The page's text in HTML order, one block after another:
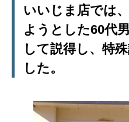
いいじま店では
ようとした60代
して説得し、特
した。